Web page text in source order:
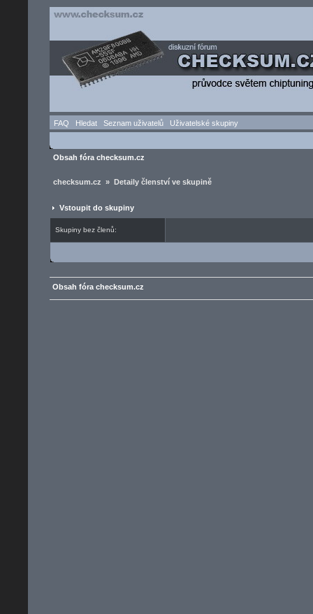
FAQ Hledat Seznam uživatelů Uživatelské skupiny
Obsah fóra checksum.cz
checksum.cz » Detaily členství ve skupině
Vstoupit do skupiny
Skupiny bez členů:
Obsah fóra checksum.cz